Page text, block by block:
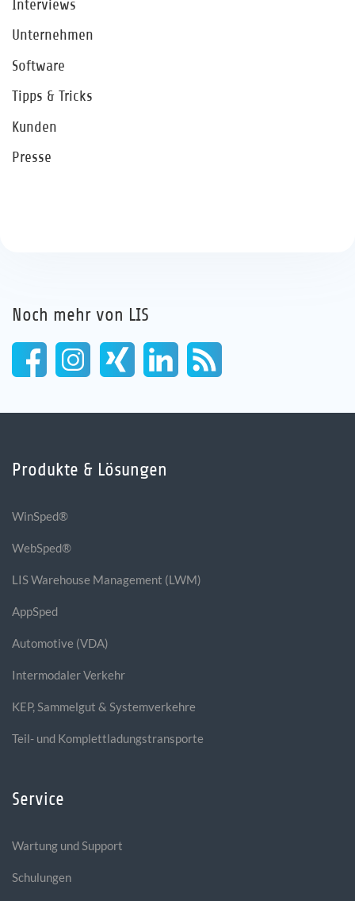
Interviews
Unternehmen
Software
Tipps & Tricks
Kunden
Presse
Noch mehr von LIS
Produkte & Lösungen
WinSped®
WebSped®
LIS Warehouse Management (LWM)
AppSped
Automotive (VDA)
Intermodaler Verkehr
KEP, Sammelgut & Systemverkehre
Teil- und Komplettladungstransporte
Service
Wartung und Support
Schulungen